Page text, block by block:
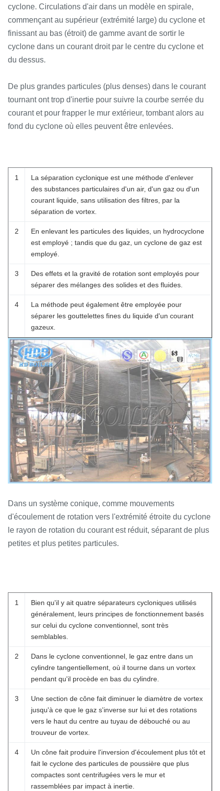
cyclone. Circulations d'air dans un modèle en spirale,
commençant au supérieur (extrémité large) du cyclone et
finissant au bas (étroit) de gamme avant de sortir le
cyclone dans un courant droit par le centre du cyclone et
du dessus.
De plus grandes particules (plus denses) dans le courant
tournant ont trop d'inertie pour suivre la courbe serrée du
courant et pour frapper le mur extérieur, tombant alors au
fond du cyclone où elles peuvent être enlevées.
1
La séparation cyclonique est une méthode d'enlever
des substances particulaires d'un air, d'un gaz ou d'un
courant liquide, sans utilisation des filtres, par la
séparation de vortex.
2
En enlevant les particules des liquides, un hydrocyclone
est employé ; tandis que du gaz, un cyclone de gaz est
employé.
3
Des effets et la gravité de rotation sont employés pour
séparer des mélanges des solides et des fluides.
4
La méthode peut également être employée pour
séparer les gouttelettes fines du liquide d'un courant
gazeux.
Dans un système conique, comme mouvements
d'écoulement de rotation vers l'extrémité étroite du cyclone
le rayon de rotation du courant est réduit, séparant de plus
petites et plus petites particules.
1
Bien qu'il y ait quatre séparateurs cycloniques utilisés
généralement, leurs principes de fonctionnement basés
sur celui du cyclone conventionnel, sont très
semblables.
2
Dans le cyclone conventionnel, le gaz entre dans un
cylindre tangentiellement, où il tourne dans un vortex
pendant qu'il procède en bas du cylindre.
3
Une section de cône fait diminuer le diamètre de vortex
jusqu'à ce que le gaz s'inverse sur lui et des rotations
vers le haut du centre au tuyau de débouché ou au
trouveur de vortex.
4
Un cône fait produire l'inversion d'écoulement plus tôt et
fait le cyclone des particules de poussière que plus
compactes sont centrifugées vers le mur et
rassemblées par impact à inertie.